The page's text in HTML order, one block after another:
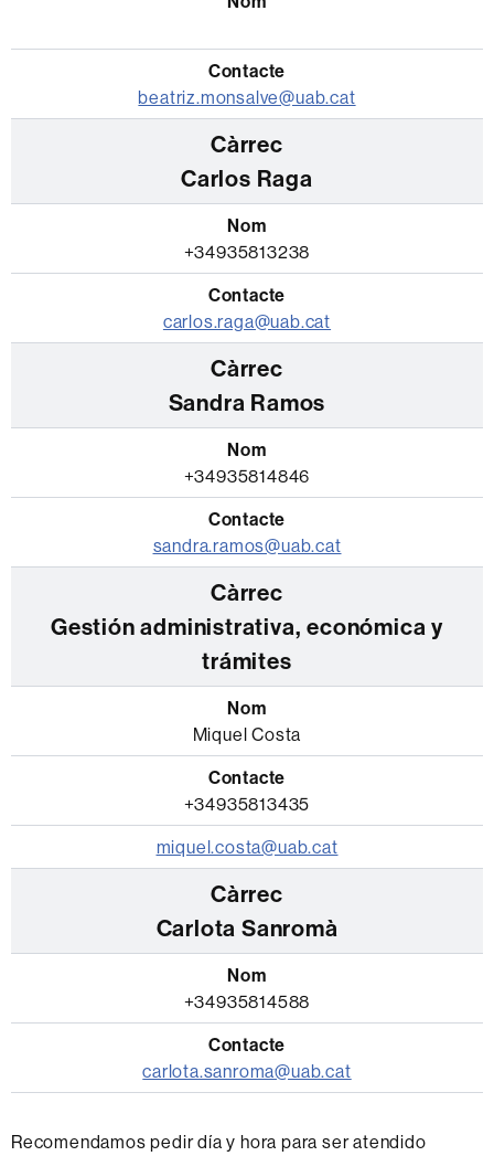
beatriz.monsalve@uab.cat
Carlos Raga
+34935813238
carlos.raga@uab.cat
Sandra Ramos
+34935814846
sandra.ramos@uab.cat
Gestión administrativa, económica y
trámites
Miquel Costa
+34935813435
miquel.costa@uab.cat
Carlota Sanromà
+34935814588
carlota.sanroma@uab.cat
Recomendamos pedir día y hora para ser atendido